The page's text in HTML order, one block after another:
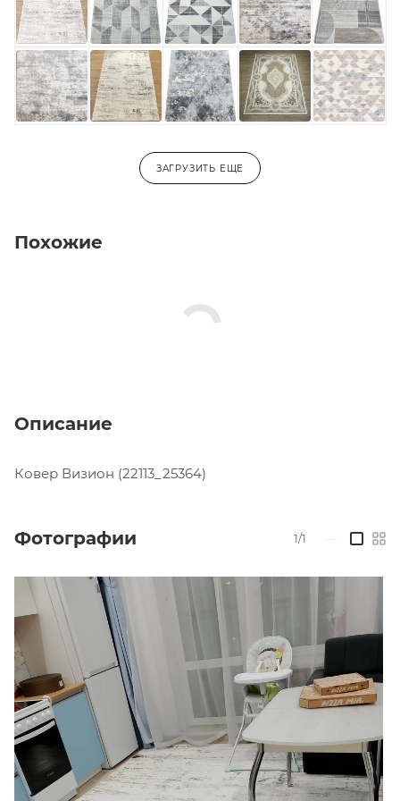
3,0х5,0 3,0х5,5 3,0х6,0 -
ЗАГРУЗИТЬ ЕЩЕ
Похожие
Описание
Ковер Визион (22113_25364)
Фотографии 1/1